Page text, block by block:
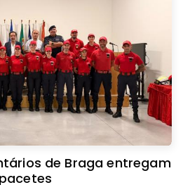
de Braga entregam